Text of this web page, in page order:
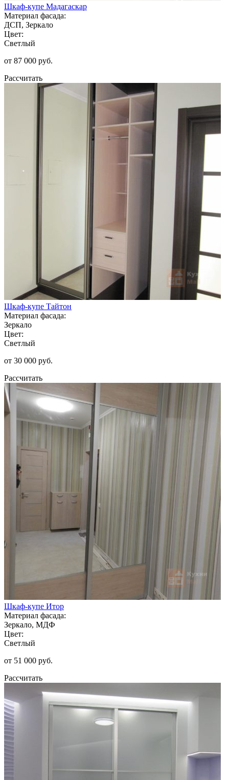
Шкаф-купе Мадагаскар
Материал фасада:
ДСП, Зеркало
Цвет:
Светлый
от 87 000 руб.
Рассчитать
Шкаф-купе Тайтон
Материал фасада:
Зеркало
Цвет:
Светлый
от 30 000 руб.
Рассчитать
Шкаф-купе Итор
Материал фасада:
Зеркало, МДФ
Цвет:
Светлый
от 51 000 руб.
Рассчитать